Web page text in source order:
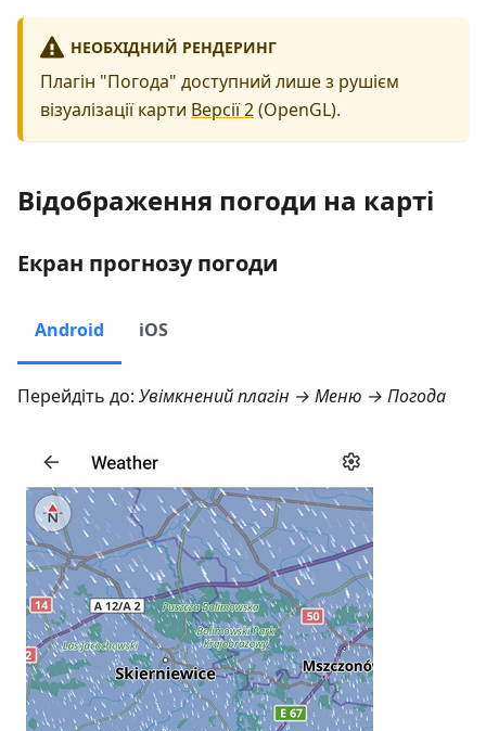
НЕОБХІДНИЙ РЕНДЕРИНГ
Плагін "Погода" доступний лише з рушієм
візуалізації карти Версії 2(OpenGL).
Відображення погоди на карті
Екран прогнозу погоди
Android iOS
Перейдіть до: Увімкнений плагін → Меню → Погода